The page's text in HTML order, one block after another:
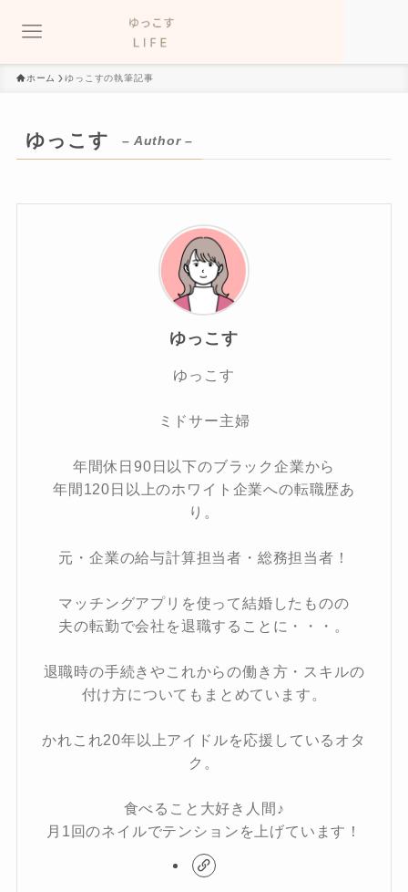
ホーム ゆっこすの執筆記事
ゆっこす – Author –
ゆっこす
ゆっこす
ミドサー主婦
年間休日90日以下のブラック企業から
年間120日以上のホワイト企業への転職歴あ
り。
元・企業の給与計算担当者・総務担当者！
マッチングアプリを使って結婚したものの
夫の転勤で会社を退職することに・・・。
退職時の手続きやこれからの働き方・スキルの
付け方についてもまとめています。
かれこれ20年以上アイドルを応援しているオタ
ク。
食べること大好き人間♪
月1回のネイルでテンションを上げています！